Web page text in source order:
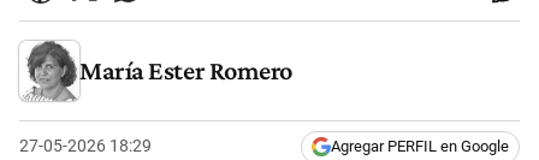
María Ester Romero
27-05-2026 18:29 Agregar PERFIL en Google